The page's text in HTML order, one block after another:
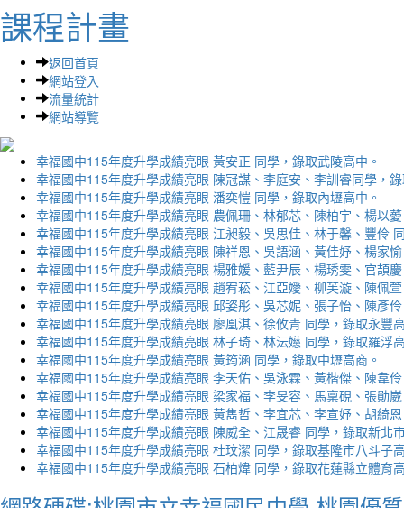
課程計畫
返回首頁
網站登入
流量統計
網站導覽
幸福國中115年度升學成績亮眼 黃安正 同學，錄取武陵高中。
幸福國中115年度升學成績亮眼 陳冠謀、李庭安、李訓睿同學，
幸福國中115年度升學成績亮眼 潘奕愷 同學，錄取內壢高中。
幸福國中115年度升學成績亮眼 農佩珊、林郁芯、陳柏宇、楊以
幸福國中115年度升學成績亮眼 江昶毅、吳思佳、林于馨、豐伶
幸福國中115年度升學成績亮眼 陳祥恩、吳語涵、黃佳妤、楊家
幸福國中115年度升學成績亮眼 楊雅媛、藍尹辰、楊琇雯、官頡
幸福國中115年度升學成績亮眼 趙宥菘、江亞嬡、柳芙漩、陳佩
幸福國中115年度升學成績亮眼 邱姿彤、吳芯妮、張子怡、陳彥
幸福國中115年度升學成績亮眼 廖凰淇、徐攸青 同學，錄取永豐
幸福國中115年度升學成績亮眼 林子琦、林沄嬨 同學，錄取羅浮
幸福國中115年度升學成績亮眼 黃筠涵 同學，錄取中壢高商。
幸福國中115年度升學成績亮眼 李天佑、吳泳霖、黃楷傑、陳韋
幸福國中115年度升學成績亮眼 梁家福、李旻容、馬稟硯、張勛
幸福國中115年度升學成績亮眼 黃雋哲、李宜芯、李宣妤、胡綺
幸福國中115年度升學成績亮眼 陳威全、江晟睿 同學，錄取新北
幸福國中115年度升學成績亮眼 杜玟潔 同學，錄取基隆市八斗子
幸福國中115年度升學成績亮眼 石柏煒 同學，錄取花蓮縣立體育